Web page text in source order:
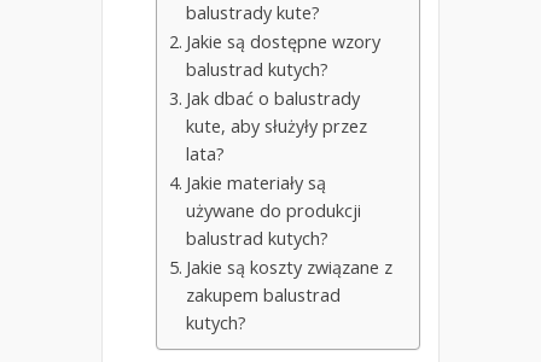
balustrady kute?
Jakie są dostępne wzory
balustrad kutych?
Jak dbać o balustrady
kute, aby służyły przez
lata?
Jakie materiały są
używane do produkcji
balustrad kutych?
Jakie są koszty związane z
zakupem balustrad
kutych?